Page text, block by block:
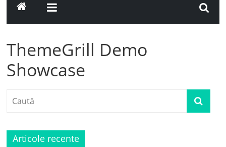
ThemeGrill Demo
Showcase
Articole recente